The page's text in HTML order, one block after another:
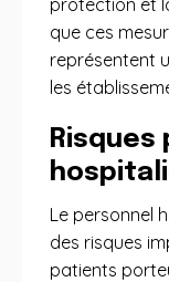
protection et
que ces
représentent
les
Risques
Le personnel
des risques
patients